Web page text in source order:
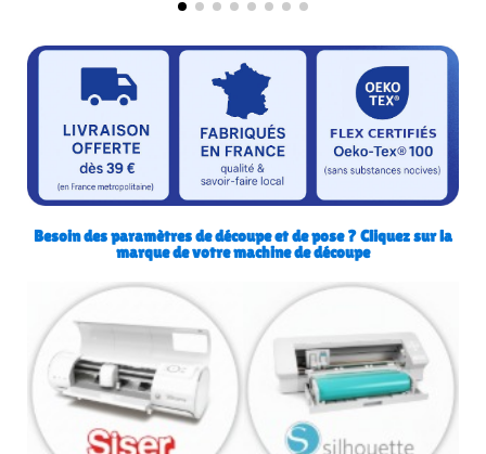
Besoin des paramètres de découpe et de pose ? Cliquez sur la
marque de votre machine de découpe